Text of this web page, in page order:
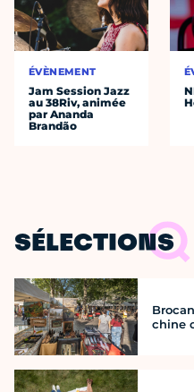
ÉVÈNEMENT
Jam Session Jazz
au 38Riv, animée
par Ananda
Brandão
SÉLECTIONS
chine